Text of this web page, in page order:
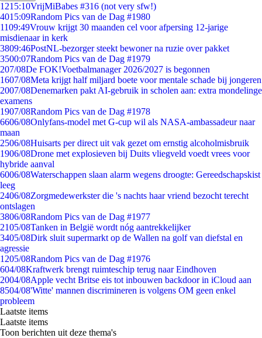
1215:10VrijMiBabes #316 (not very sfw!)
4015:09Random Pics van de Dag #1980
1109:49Vrouw krijgt 30 maanden cel voor afpersing 12-jarige
misdienaar in kerk
3809:46PostNL-bezorger steekt bewoner na ruzie over pakket
3500:07Random Pics van de Dag #1979
207/08De FOK!Voetbalmanager 2026/2027 is begonnen
1607/08Meta krijgt half miljard boete voor mentale schade bij jongeren
2007/08Denemarken pakt AI-gebruik in scholen aan: extra mondelinge
examens
1907/08Random Pics van de Dag #1978
6606/08Onlyfans-model met G-cup wil als NASA-ambassadeur naar
maan
2506/08Huisarts per direct uit vak gezet om ernstig alcoholmisbruik
1906/08Drone met explosieven bij Duits vliegveld voedt vrees voor
hybride aanval
6006/08Waterschappen slaan alarm wegens droogte: Gereedschapskist
leeg
2406/08Zorgmedewerkster die 's nachts haar vriend bezocht terecht
ontslagen
3806/08Random Pics van de Dag #1977
2105/08Tanken in België wordt nóg aantrekkelijker
3405/08Dirk sluit supermarkt op de Wallen na golf van diefstal en
agressie
1205/08Random Pics van de Dag #1976
604/08Kraftwerk brengt ruimteschip terug naar Eindhoven
2004/08Apple vecht Britse eis tot inbouwen backdoor in iCloud aan
8504/08'Witte' mannen discrimineren is volgens OM geen enkel
probleem
Laatste items
Laatste items
Toon berichten uit deze thema's